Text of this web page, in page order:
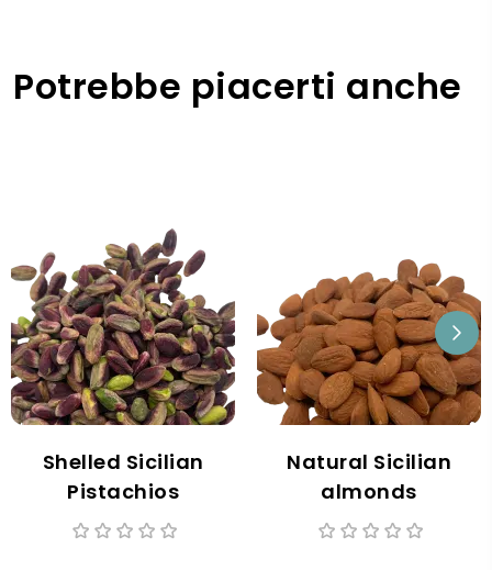
Potrebbe piacerti anche
Shelled Sicilian
Pistachios
Natural Sicilian
almonds